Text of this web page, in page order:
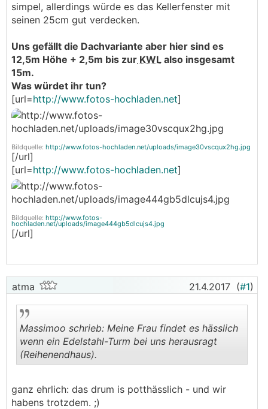
simpel, allerdings würde es das Kellerfenster mit
seinen 25cm gut verdecken.
Uns gefällt die Dachvariante aber hier sind es
12,5m Höhe + 2,5m bis zur KWL also insgesamt
15m.
Was würdet ihr tun?
[url=http://www.fotos-hochladen.net]
Bildquelle: http://www.fotos-hochladen.net/uploads/image30vscqux2hg.jpg
[/url]
[url=http://www.fotos-hochladen.net]
Bildquelle: http://www.fotos-
hochladen.net/uploads/image444gb5dlcujs4.jpg
[/url]
atma 21.4.2017 (#1)
Massimoo schrieb: Meine Frau findet es hässlich
wenn ein Edelstahl-Turm bei uns herausragt
(Reihenendhaus).
ganz ehrlich: das drum is potthässlich - und wir
habens trotzdem. ;)